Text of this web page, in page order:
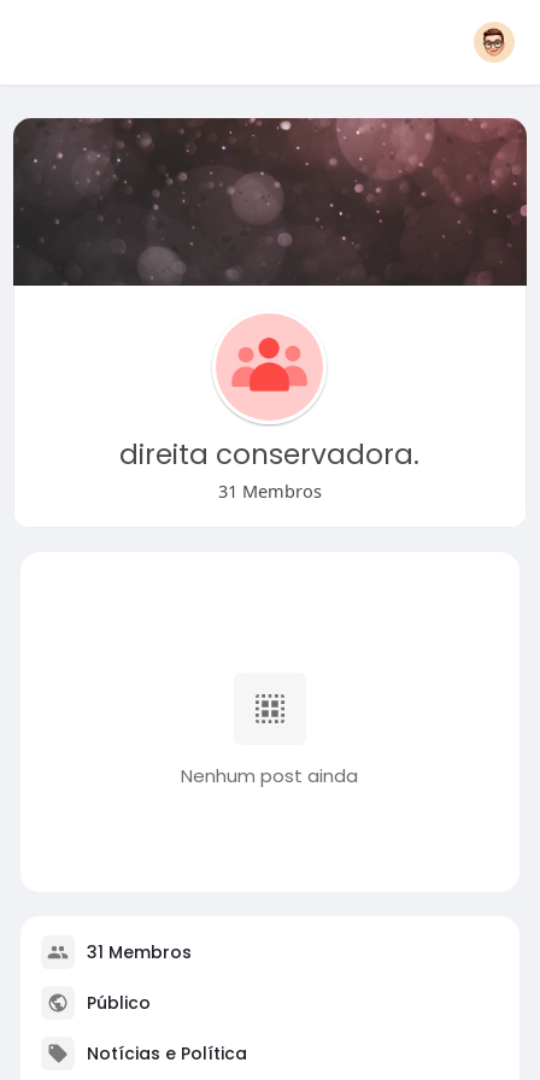
direita conservadora.
31 Membros
Nenhum post ainda
31 Membros
Público
Notícias e Política